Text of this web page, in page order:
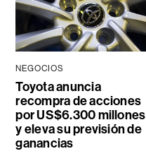
NEGOCIOS
Toyota anuncia
recompra de acciones
por US$6.300 millones
y eleva su previsión de
ganancias